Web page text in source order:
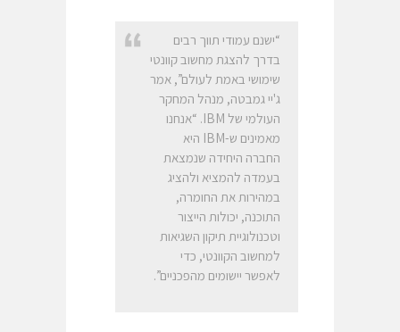
“ישנם עמודי תווך רבים
בדרך להצגת מחשוב קוונטי
שימושי באמת לעולם”, אמר
ג'יי גמבטה, מנהל המחקר
העולמי של IBM. “אנחנו
מאמינים ש-IBM היא
החברה היחידה שנמצאת
בעמדה להמציא ולהציג
במהירות את החומרה,
התוכנה, יכולות הייצור
וטכנולוגיית תיקון השגיאות
למחשוב הקוונטי, כדי
לאפשר יישומים מהפכניים”.